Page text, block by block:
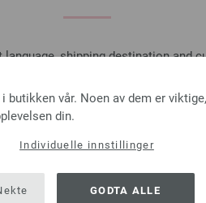
language, shipping destination and
TO
- The United States of America
vår. Noen av dem er
din.
Individuelle innstillinger
GODTA ALLE
Strikkeinstruksjoner
Heklenål (med
Heklenål
2,73 €
3,18 $ Ekskl.